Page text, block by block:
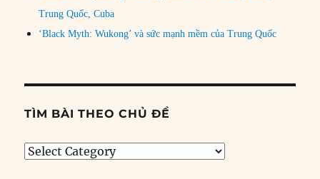
Trung Quốc, Cuba
‘Black Myth: Wukong’ và sức mạnh mềm của Trung Quốc
TÌM BÀI THEO CHỦ ĐỀ
Tìm